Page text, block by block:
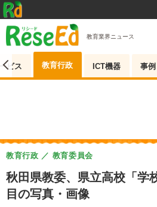
教育業界ニュース
ビス 教育行政 ICT機器 事例
秋田県教委、県立高校「学
目の写真・画像
教育行政 教育委員会